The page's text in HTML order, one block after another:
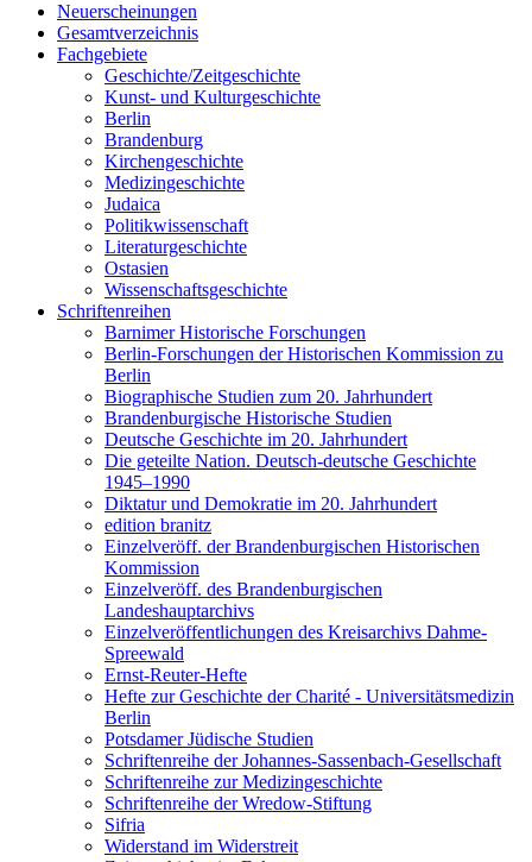
Neuerscheinungen
Gesamtverzeichnis
Fachgebiete
Geschichte/Zeitgeschichte
Kunst- und Kulturgeschichte
Berlin
Brandenburg
Kirchengeschichte
Medizingeschichte
Judaica
Politikwissenschaft
Literaturgeschichte
Ostasien
Wissenschaftsgeschichte
Schriftenreihen
Barnimer Historische Forschungen
Berlin-Forschungen der Historischen Kommission zu
Berlin
Biographische Studien zum 20. Jahrhundert
Brandenburgische Historische Studien
Deutsche Geschichte im 20. Jahrhundert
Die geteilte Nation. Deutsch-deutsche Geschichte
1945–1990
Diktatur und Demokratie im 20. Jahrhundert
edition branitz
Einzelveröff. der Brandenburgischen Historischen
Kommission
Einzelveröff. des Brandenburgischen
Landeshauptarchivs
Einzelveröffentlichungen des Kreisarchivs Dahme-
Spreewald
Ernst-Reuter-Hefte
Hefte zur Geschichte der Charité - Universitätsmedizin
Berlin
Potsdamer Jüdische Studien
Schriftenreihe der Johannes-Sassenbach-Gesellschaft
Schriftenreihe zur Medizingeschichte
Schriftenreihe der Wredow-Stiftung
Sifria
Widerstand im Widerstreit